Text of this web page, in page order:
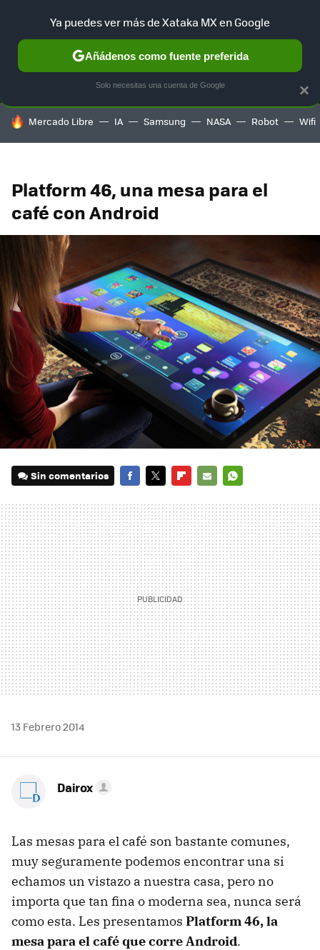
MENÚ NUEVO
GAMING HOME AUTO
HOY SE HABLA DE
Mercado Libre IA Samsung NASA Robot Wifi
Platform 46, una mesa para el
café con Android
Sin comentarios
MAIL
13 Febrero 2014
Dairox
Las mesas para el café son bastante comunes,
muy seguramente podemos encontrar una si
echamos un vistazo a nuestra casa, pero no
importa que tan fina o moderna sea, nunca será
como esta. Les presentamos Platform 46, la
mesa para el café que corre Android.
×
Ya puedes ver más de Xataka MX en Google
Añádenos como fuente preferida
Solo necesitas una cuenta de Google